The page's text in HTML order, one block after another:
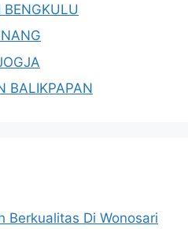
BALIKPAPAN
Berkualitas Di Wonosari